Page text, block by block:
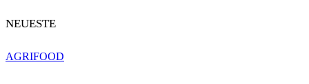
NEUESTE
AGRIFOOD